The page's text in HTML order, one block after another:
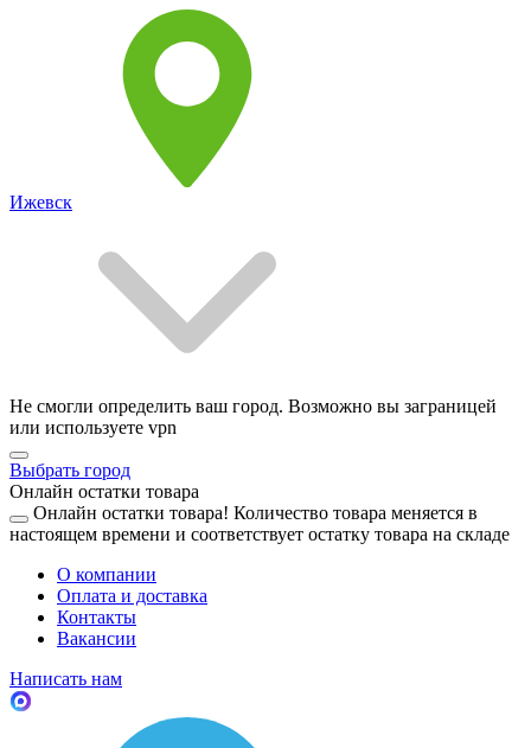
Ижевск
Не смогли определить ваш город. Возможно вы заграницей
или используете vpn
Выбрать город
Онлайн остатки товара
Онлайн остатки товара! Количество товара меняется в
настоящем времени и соответствует остатку товара на складе
О компании
Оплата и доставка
Контакты
Вакансии
Написать нам